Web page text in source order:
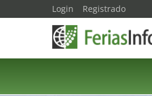
Login Registrado